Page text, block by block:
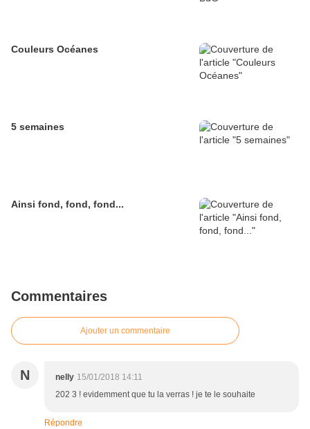
Couleurs Océanes
5 semaines
Ainsi fond, fond, fond...
Commentaires
Ajouter un commentaire
N nelly 15/01/2018 14:11
202 3 ! evidemment que tu la verras ! je te le souhaite
Répondre